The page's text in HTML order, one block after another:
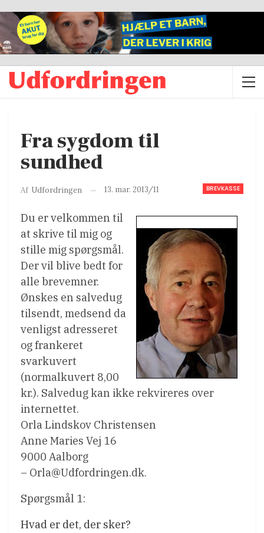
Fra sygdom til
sundhed
BREVKASSE
Af Udfordringen 13. mar. 2013/11
Du er velkommen til
at skrive til mig og
stille mig spørgsmål.
Der vil blive bedt for
alle brevemner.
Ønskes en salvedug
tilsendt, medsend da
venligst adresseret
og frankeret
svarkuvert
(normalkuvert 8,00
kr.). Salvedug kan ikke rekvireres over
internettet.
Orla Lindskov Christensen
Anne Maries Vej 16
9000 Aalborg
– Orla@Udfordringen.dk.
Spørgsmål 1:
Hvad er det, der sker?